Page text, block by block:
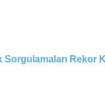
Rekor